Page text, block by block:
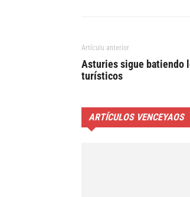
Artículu anterior
Asturies sigue batiendo
turísticos
ARTÍCULOS VENCEYAOS